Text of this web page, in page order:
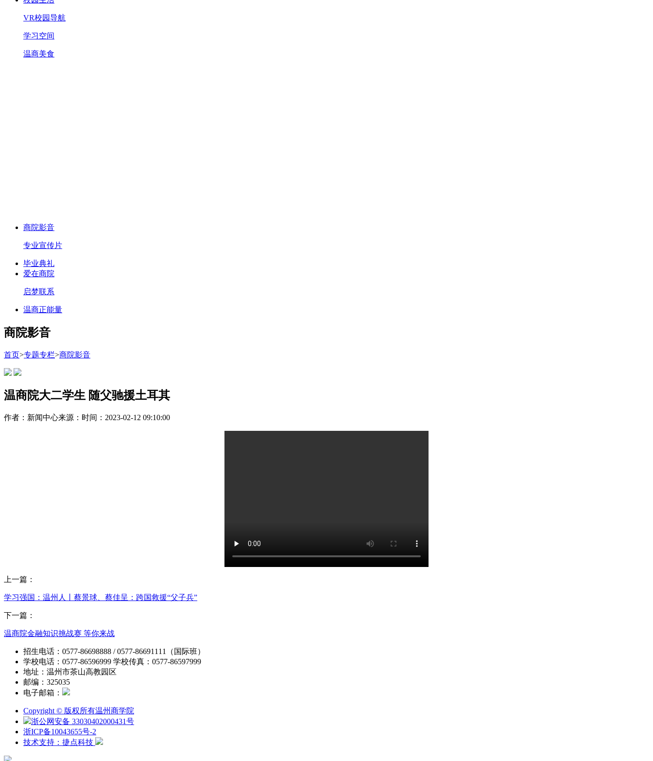
VR校园导航
学习空间
温商美食
商院影音
专业宣传片
毕业典礼
爱在商院
启梦联系
温商正能量
商院影音
首页>专题专栏>商院影音
温商院大二学生 随父驰援土耳其
作者：新闻中心来源： 时间：2023-02-12 09:10:00
上一篇：
学习强国：温州人丨蔡景球、蔡佳呈：跨国救援“父子兵”
下一篇：
温商院金融知识挑战赛 等你来战
招生电话：0577-86698888 / 0577-86691111（国际班）
学校电话：0577-86596999 学校传真：0577-86597999
地址：温州市茶山高教园区
邮编：325035
电子邮箱：
Copyright © 版权所有温州商学院
浙公网安备 33030402000431号
浙ICP备10043655号-2
技术支持：捷点科技